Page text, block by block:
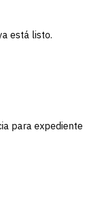
está listo.
para expediente